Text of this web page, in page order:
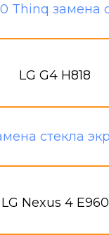
LG G4 H818
LG Nexus 4 E960